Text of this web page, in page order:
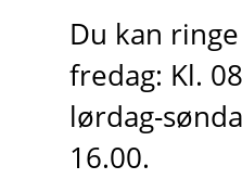
Du kan
fredag: Kl.
lørdag-
16.00.